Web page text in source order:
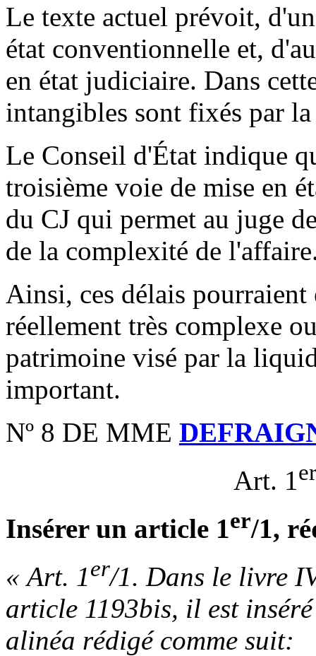
Le texte actuel prévoit,
état conventionnelle et,
en état judiciaire. Dans
intangibles sont fixés par
Le Conseil d'État indique
troisième voie de mise en
du CJ qui permet au juge
de la complexité de
Ainsi, ces délais
réellement très complexe
patrimoine visé par la
important.
Nº 8 DE MME
Art. 1er
Insérer un article 1er/1,
« Art. 1er/1. Dans le livre
article 1193bis, il est
alinéa rédigé comme suit: